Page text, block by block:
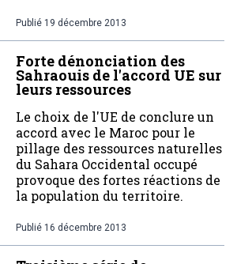
Publié 19 décembre 2013
Forte dénonciation des
Sahraouis de l'accord UE sur
leurs ressources
Le choix de l'UE de conclure un
accord avec le Maroc pour le
pillage des ressources naturelles
du Sahara Occidental occupé
provoque des fortes réactions de
la population du territoire.
Publié 16 décembre 2013